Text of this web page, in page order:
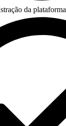
da plataforma